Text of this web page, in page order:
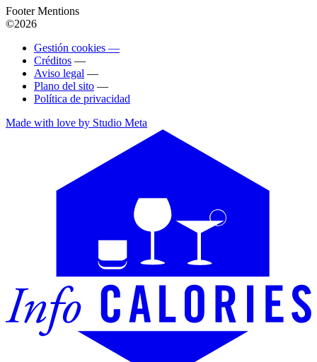
Footer Mentions
©2026
Gestión cookies —
Créditos —
Aviso legal —
Plano del sito —
Política de privacidad
Made with love by Studio Meta